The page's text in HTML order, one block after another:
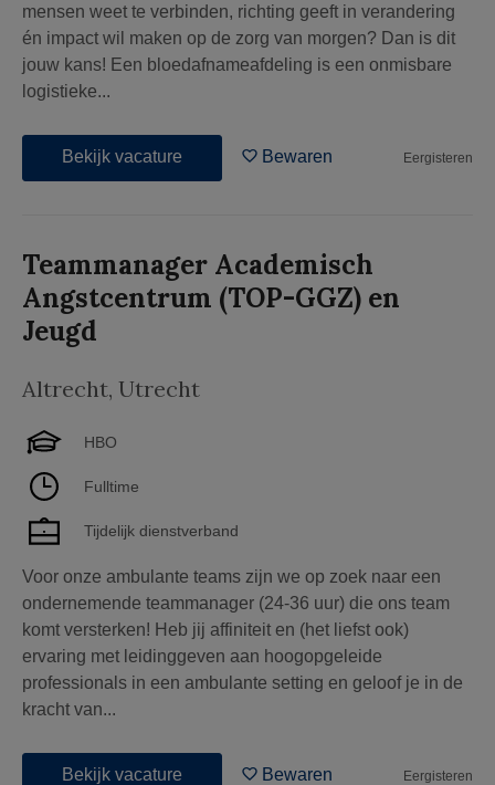
mensen weet te verbinden, richting geeft in verandering
én impact wil maken op de zorg van morgen? Dan is dit
jouw kans! Een bloedafnameafdeling is een onmisbare
logistieke...
Bekijk vacature Bewaren Eergisteren
Teammanager Academisch
Angstcentrum (TOP-GGZ) en
Jeugd
Altrecht, Utrecht
HBO
Fulltime
Tijdelijk dienstverband
Voor onze ambulante teams zijn we op zoek naar een
ondernemende teammanager (24-36 uur) die ons team
komt versterken! Heb jij affiniteit en (het liefst ook)
ervaring met leidinggeven aan hoogopgeleide
professionals in een ambulante setting en geloof je in de
kracht van...
Bekijk vacature Bewaren Eergisteren